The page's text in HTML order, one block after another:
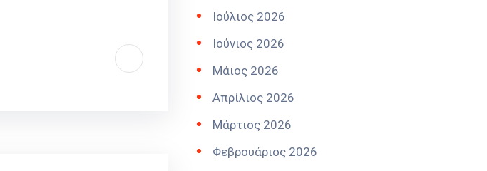
Ιούλιος 2026
Ιούνιος 2026
Μάιος 2026
Απρίλιος 2026
Μάρτιος 2026
Φεβρουάριος 2026